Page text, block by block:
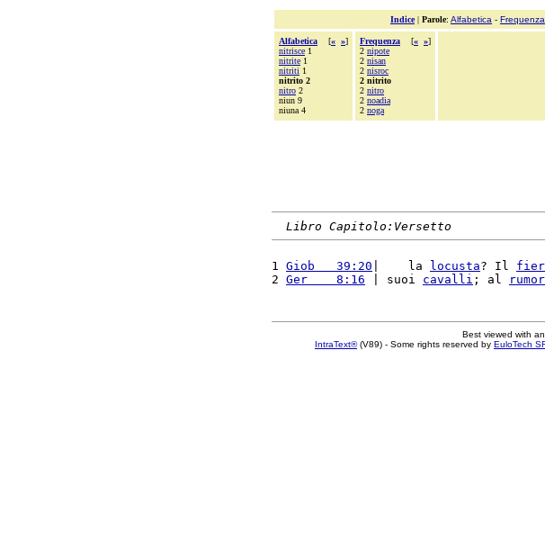
Indice| Parole: Alfabetica - Frequenza
Alfabetica [« »]
nitrisce 1
nitrite 1
nitriti 1
nitrito 2
nitro 2
niun 9
niuna 4
Frequenza [« »]
2 nipote
2 nisan
2 nisroc
2 nitrito
2 nitro
2 noadia
2 noga
Libro Capitolo:Versetto
1 Giob   39:20 |    la locusta? Il
2 Ger    8:16 | suoi cavalli ; al
Best viewed with
IntraText®(V89) - Some rights reserved by EuloTech